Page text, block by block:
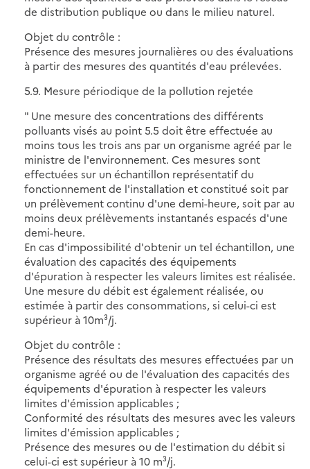
de distribution publique ou dans le milieu naturel.
Objet du contrôle :
Présence des mesures journalières ou des évaluations
à partir des mesures des quantités d'eau prélevées.
5.9. Mesure périodique de la pollution rejetée
" Une mesure des concentrations des différents
polluants visés au point 5.5 doit être effectuée au
moins tous les trois ans par un organisme agréé par le
ministre de l'environnement. Ces mesures sont
effectuées sur un échantillon représentatif du
fonctionnement de l'installation et constitué soit par
un prélèvement continu d'une demi-heure, soit par au
moins deux prélèvements instantanés espacés d'une
demi-heure.
En cas d'impossibilité d'obtenir un tel échantillon, une
évaluation des capacités des équipements
d'épuration à respecter les valeurs limites est réalisée.
Une mesure du débit est également réalisée, ou
estimée à partir des consommations, si celui-ci est
supérieur à 10m³/j.
Objet du contrôle :
Présence des résultats des mesures effectuées par un
organisme agréé ou de l'évaluation des capacités des
équipements d'épuration à respecter les valeurs
limites d'émission applicables ;
Conformité des résultats des mesures avec les valeurs
limites d'émission applicables ;
Présence des mesures ou de l'estimation du débit si
celui-ci est supérieur à 10 m³/j.